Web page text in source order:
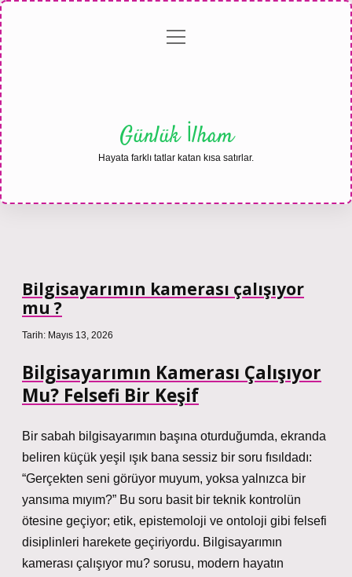
Gizlilikmenüyü
Günlük İlham
Hayata farklı tatlar katan kısa satırlar.
Bilgisayarımın kamerası çalışıyor
mu ?
Tarih: Mayıs 13, 2026
Bilgisayarımın Kamerası Çalışıyor
Mu? Felsefi Bir Keşif
Bir sabah bilgisayarımın başına oturduğumda, ekranda
beliren küçük yeşil ışık bana sessiz bir soru fısıldadı:
“Gerçekten seni görüyor muyum, yoksa yalnızca bir
yansıma mıyım?” Bu soru basit bir teknik kontrolün
ötesine geçiyor; etik, epistemoloji ve ontoloji gibi felsefi
disiplinleri harekete geçiriyordu. Bilgisayarımın
kamerası çalışıyor mu? sorusu, modern hayatın